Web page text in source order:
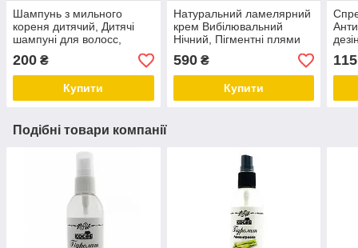
Шампунь з мильного
кореня дитячий, Дитячі
шампуні для волосс,
Дитячий шампунь без сліз
250 мл, Безпечний
дитячий шампунь, ТМ
200 ₴
Купити
Натуральний ламелярний
крем Вибілювальний
Нічний, Пігментні плями
на обличчі, 50 мл
590₴
Купити
✰
115
Подібні товари компанії